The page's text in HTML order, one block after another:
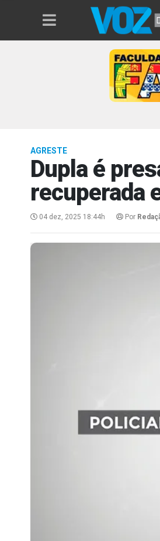
AGRESTE
Dupla é
recuperada
04 dez, 2025 18:44h Por